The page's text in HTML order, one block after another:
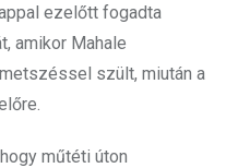
ezelőtt fogadta
amikor Mahale
szült, miután a
műtéti úton